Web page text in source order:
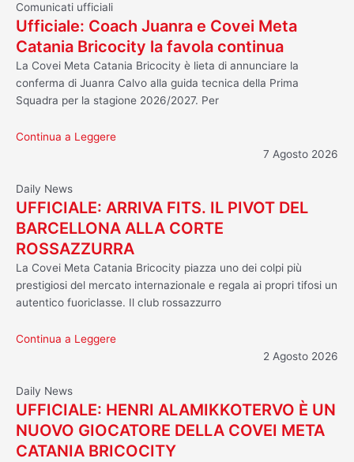
Comunicati ufficiali
Ufficiale: Coach Juanra e Covei Meta
Catania Bricocity la favola continua
La Covei Meta Catania Bricocity è lieta di annunciare la
conferma di Juanra Calvo alla guida tecnica della Prima
Squadra per la stagione 2026/2027. Per
Continua a Leggere
7 Agosto 2026
Daily News
UFFICIALE: ARRIVA FITS. IL PIVOT DEL
BARCELLONA ALLA CORTE
ROSSAZZURRA
La Covei Meta Catania Bricocity piazza uno dei colpi più
prestigiosi del mercato internazionale e regala ai propri tifosi un
autentico fuoriclasse. Il club rossazzurro
Continua a Leggere
2 Agosto 2026
Daily News
UFFICIALE: HENRI ALAMIKKOTERVO È UN
NUOVO GIOCATORE DELLA COVEI META
CATANIA BRICOCITY